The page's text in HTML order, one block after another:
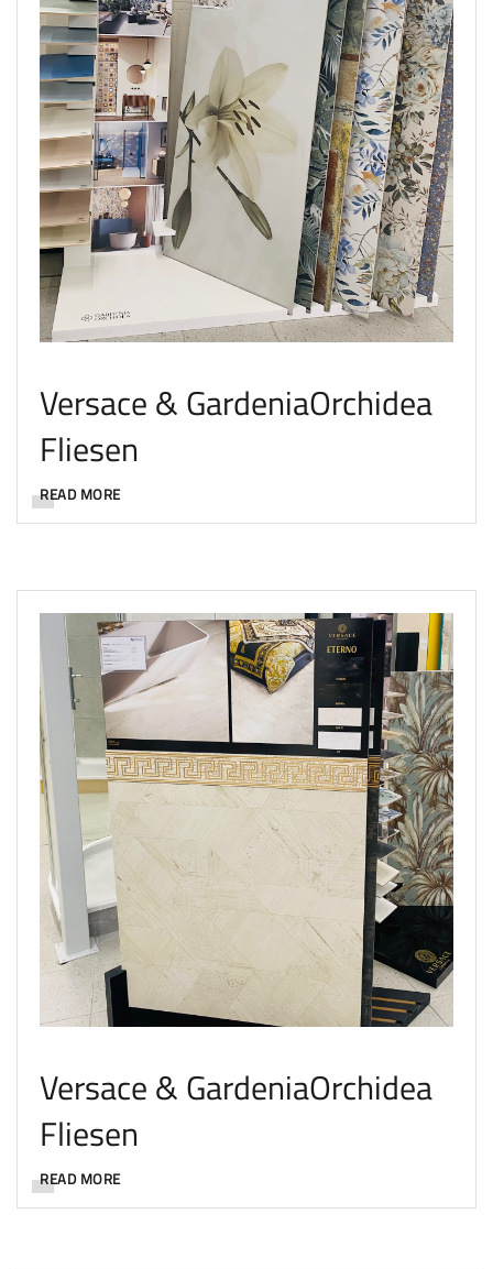
Versace & GardeniaOrchidea
Fliesen
READ MORE
Versace & GardeniaOrchidea
Fliesen
READ MORE